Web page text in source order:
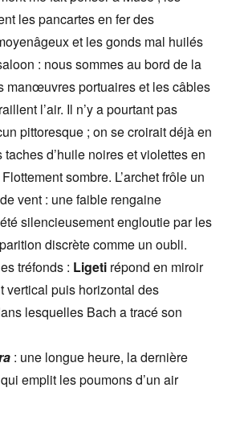
les pancartes en fer des
et les gonds mal huilés
: nous sommes au bord de la
manœuvres portuaires et les câbles
l’air. Il n’y a pourtant pas
pittoresque ; on se croirait déjà en
taches d’huile noires et violettes en
sombre. L’archet frôle un
vent : une faible rengaine
silencieusement engloutie par les
discrète comme un oubli.
tréfonds : Ligeti répond en miroir
vertical puis horizontal des
lesquelles Bach a tracé son
: une longue heure, la dernière
emplit les poumons d’un air